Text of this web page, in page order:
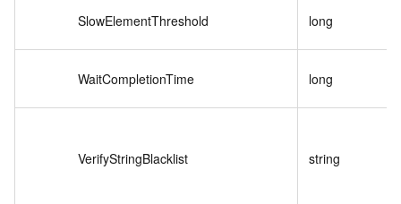
SlowElementThreshold long
WaitCompletionTime long
VerifyStringBlacklist string